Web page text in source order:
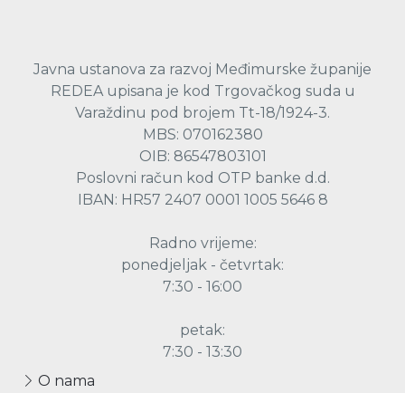
Javna ustanova za razvoj Međimurske županije
REDEA upisana je kod Trgovačkog suda u
Varaždinu pod brojem Tt-18/1924-3.
MBS: 070162380
OIB: 86547803101
Poslovni račun kod OTP banke d.d.
IBAN: HR57 2407 0001 1005 5646 8
Radno vrijeme:
ponedjeljak - četvrtak:
7:30 - 16:00
petak:
7:30 - 13:30
O nama